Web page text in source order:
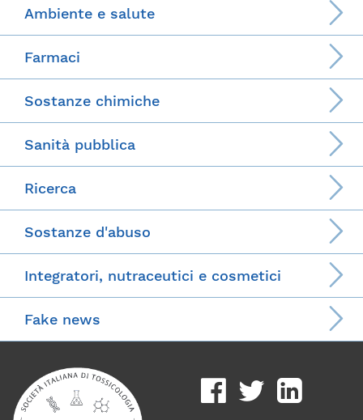
Ambiente e salute
Farmaci
Sostanze chimiche
Sanità pubblica
Ricerca
Sostanze d'abuso
Integratori, nutraceutici e cosmetici
Fake news